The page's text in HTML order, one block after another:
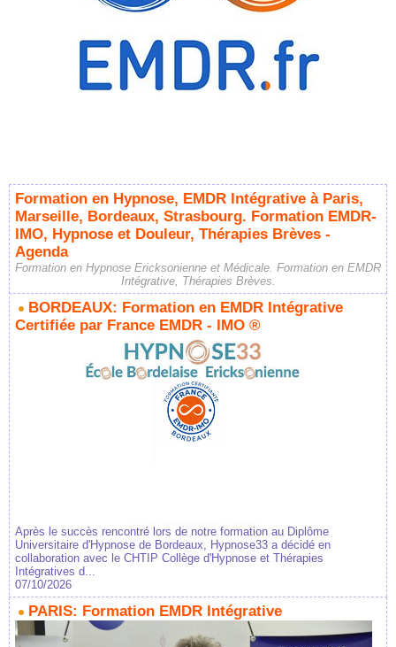
Formation en Hypnose, EMDR Intégrative à Paris,
Marseille, Bordeaux, Strasbourg. Formation EMDR-
IMO, Hypnose et Douleur, Thérapies Brèves -
Agenda
Formation en Hypnose Ericksonienne et Médicale. Formation en EMDR
Intégrative, Thérapies Brèves.
BORDEAUX: Formation en EMDR Intégrative
Certifiée par France EMDR - IMO ®
Après le succès rencontré lors de notre formation au Diplôme
Universitaire d'Hypnose de Bordeaux, Hypnose33 a décidé en
collaboration avec le CHTIP Collège d'Hypnose et Thérapies
Intégratives d...
07/10/2026
PARIS: Formation EMDR Intégrative